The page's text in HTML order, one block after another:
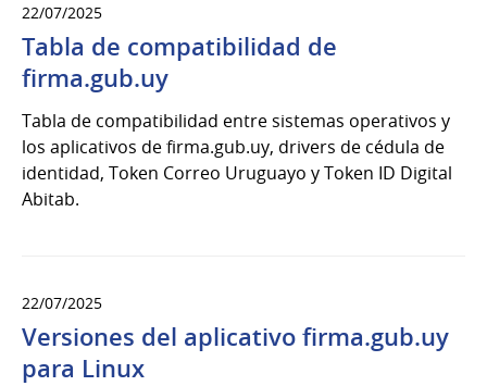
22/07/2025
Tabla de compatibilidad de
firma.gub.uy
Tabla de compatibilidad entre sistemas operativos y
los aplicativos de firma.gub.uy, drivers de cédula de
identidad, Token Correo Uruguayo y Token ID Digital
Abitab.
22/07/2025
Versiones del aplicativo firma.gub.uy
para Linux